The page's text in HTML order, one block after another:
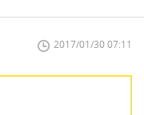
2017/01/30 07:11